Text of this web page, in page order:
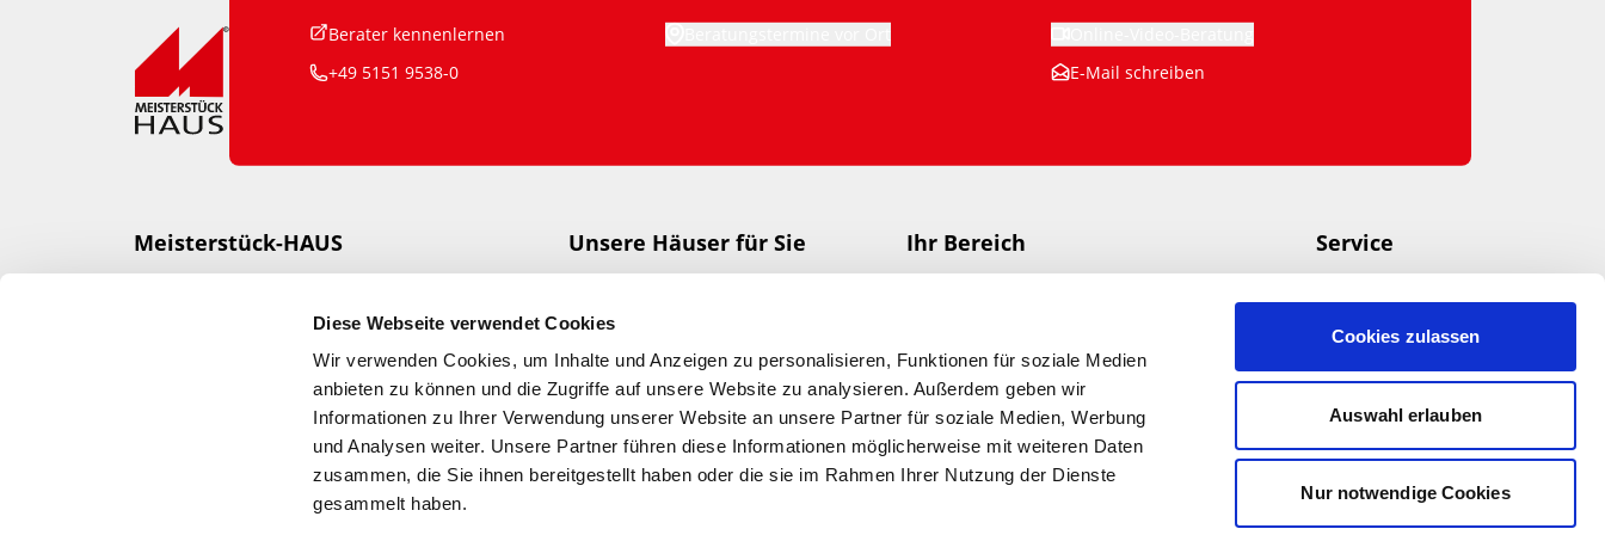
Diese Webseite verwendet Cookies
Wir verwenden Cookies, um Inhalte und Anzeigen zu personalisieren, Funktionen für soziale Medien
anbieten zu können und die Zugriffe auf unsere Website zu analysieren. Außerdem geben wir
Informationen zu Ihrer Verwendung unserer Website an unsere Partner für soziale Medien, Werbung
und Analysen weiter. Unsere Partner führen diese Informationen möglicherweise mit weiteren Daten
zusammen, die Sie ihnen bereitgestellt haben oder die sie im Rahmen Ihrer Nutzung der Dienste
gesammelt haben.
Cookies zulassen
Auswahl erlauben
Nur notwendige Cookies
auf dem Weg zu Ihrem individuellen
Berater kennenlernen
+49 5151 9538-0
E-Mail schreiben
Meisterstück-HAUS Unsere Häuser für Sie
Aktionshäuser
Musterhäuser + Beratung
Ihr Bereich
Meisterstück-HAUS Digital erleben
Service
Termine + Events
Newsletter